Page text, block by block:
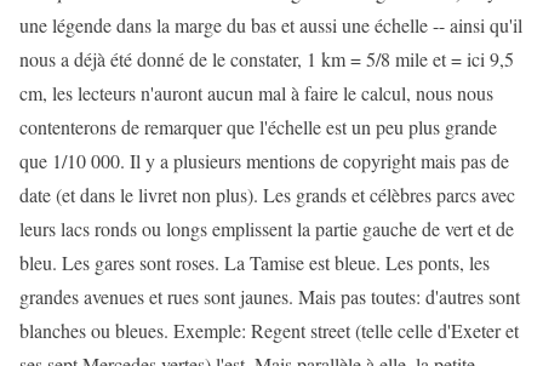
une légende dans la marge du bas et aussi une échelle -- ainsi qu'il
nous a déjà été donné de le constater, 1 km = 5/8 mile et = ici 9,5
cm, les lecteurs n'auront aucun mal à faire le calcul, nous nous
contenterons de remarquer que l'échelle est un peu plus grande
que 1/10 000. Il y a plusieurs mentions de copyright mais pas de
date (et dans le livret non plus). Les grands et célèbres parcs avec
leurs lacs ronds ou longs emplissent la partie gauche de vert et de
bleu. Les gares sont roses. La Tamise est bleue. Les ponts, les
grandes avenues et rues sont jaunes. Mais pas toutes: d'autres sont
blanches ou bleues. Exemple: Regent street (telle celle d'Exeter et